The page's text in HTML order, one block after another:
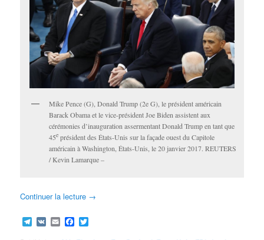
Mike Pence (G), Donald Trump (2e G), le président américain
Barack Obama et le vice-président Joe Biden assistent aux
cérémonies d’inauguration assermentant Donald Trump en tant que
45e président des États-Unis sur la façade ouest du Capitole
américain à Washington, États-Unis, le 20 janvier 2017. REUTERS
/ Kevin Lamarque –
Continuer la lecture →
Telegram
VK EmailFacebook